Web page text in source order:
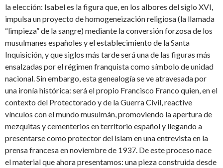
la elección: Isabel es la figura que, en los albores del siglo XVI,
impulsa un proyecto de homogeneización religiosa (la llamada
“limpieza” de la sangre) mediante la conversión forzosa de los
musulmanes españoles y el establecimiento de la Santa
Inquisición, y que siglos más tarde será una de las figuras más
ensalzadas por el régimen franquista como símbolo de unidad
nacional. Sin embargo, esta genealogía se ve atravesada por
una ironía histórica: será el propio Francisco Franco quien, en el
contexto del Protectorado y de la Guerra Civil, reactive
vínculos con el mundo musulmán, promoviendo la apertura de
mezquitas y cementerios en territorio español y llegando a
presentarse como protector del islam en una entrevista en la
prensa francesa en noviembre de 1937. De este proceso nace
el material que ahora presentamos: una pieza construida desde